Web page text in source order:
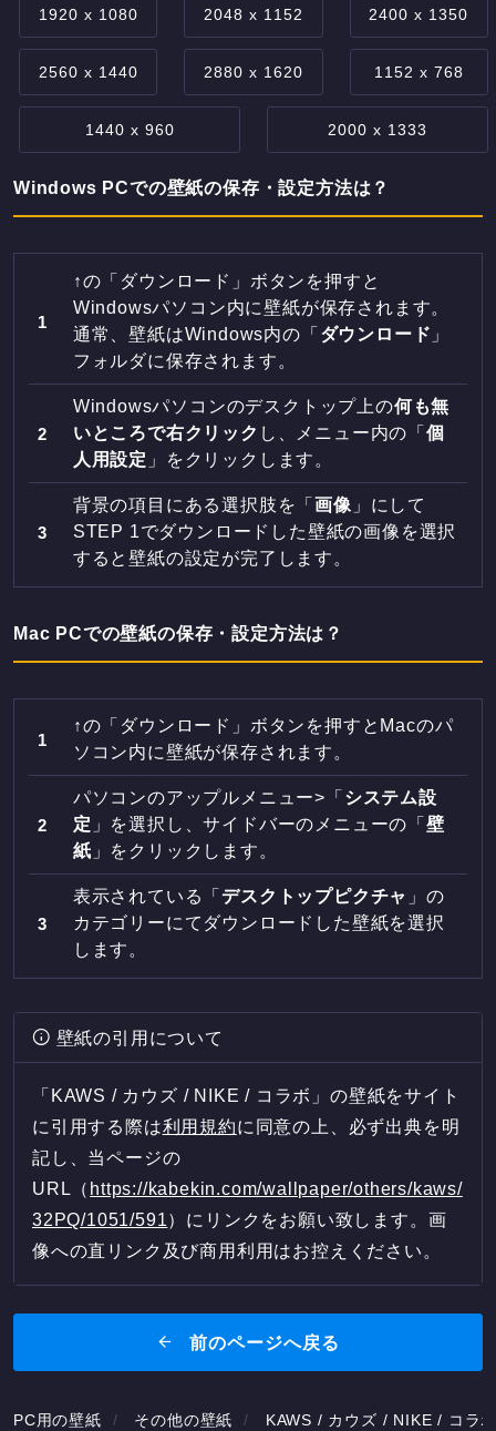
1920 x 1080 2048 x 1152 2400 x 1350
2560 x 1440 2880 x 1620 1152 x 768
1440 x 960 2000 x 1333
Windows PCでの壁紙の保存・設定方法は？
↑の「ダウンロード」ボタンを押すと
Windowsパソコン内に壁紙が保存されます。
通常、壁紙はWindows内の「 ダウンロード 」
フォルダに保存されます。
Windowsパソコンのデスクトップ上の何も無
いところで右クリック し、メニュー内の「 個
人用設定 」をクリックします。
背景の項目にある選択肢を「画像 」にして
STEP 1でダウンロードした壁紙の画像を選択
すると壁紙の設定が完了します。
Mac PCでの壁紙の保存・設定方法は？
↑の「ダウンロード」ボタンを押すとMacのパ
ソコン内に壁紙が保存されます。
パソコンのアップルメニュー>「 システム設
定 」を選択し、サイドバーのメニューの「壁
紙 」をクリックします。
表示されている「 デスクトップピクチャ 」の
カテゴリーにてダウンロードした壁紙を選択
します。
壁紙の引用について
「KAWS / カウズ / NIKE / コラボ」の壁紙をサイト
に引用する際は利用規約に同意の上、必ず出典を明
記し、当ページの
URL（ https://kabekin.com/wallpaper/others/kaws/
32PQ/1051/591）にリンクをお願い致します。画
像への直リンク及び商用利用はお控えください。
前のページへ戻る
PC用の壁紙 その他の壁紙 KAWS / カウズ / NIKE / コラ